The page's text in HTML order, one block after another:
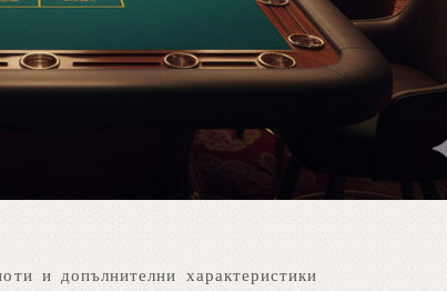
и допълнителни характеристики